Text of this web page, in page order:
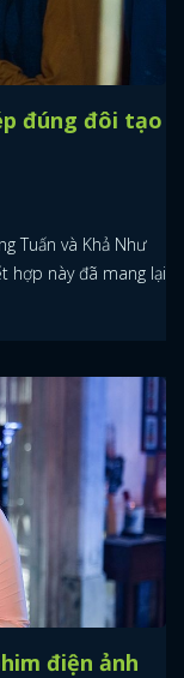
đúng đôi tạo
Tuấn và Khả Như
hợp này đã mang lại
điện ảnh